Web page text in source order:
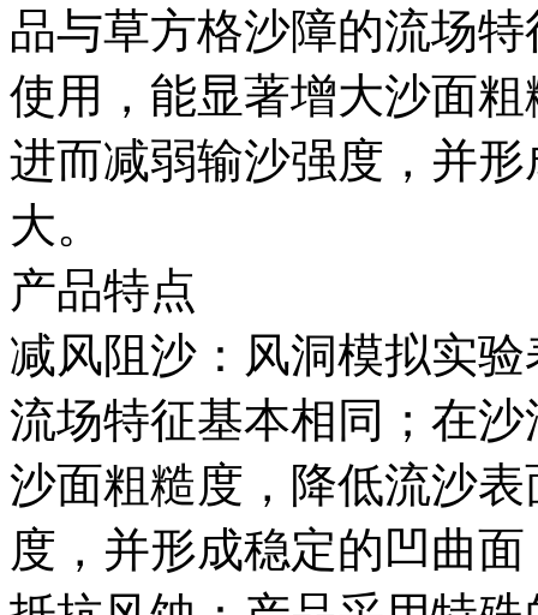
品与草方格沙障的流场
使用，能显著增大沙面
进而减弱输沙强度，并
大。
产品特点
减风阻沙：风洞模拟实
流场特征基本相同；在
沙面粗糙度，降低流沙
度，并形成稳定的凹曲